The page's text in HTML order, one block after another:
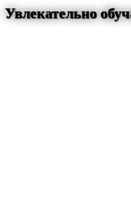
Увлекательно